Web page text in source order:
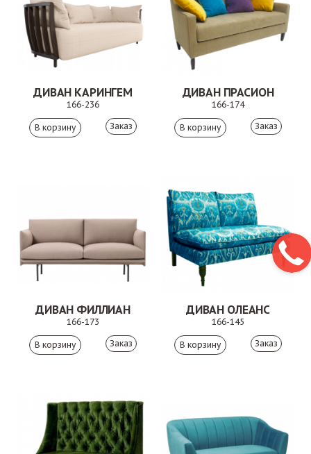
ДИВАН КАРИНГЕМ
166-236
Заказ
ДИВАН ПРАСИОН
166-174
Заказ
ДИВАН ФИЛЛИАН
166-173
Заказ
ДИВАН ОЛЕАНС
166-145
Заказ